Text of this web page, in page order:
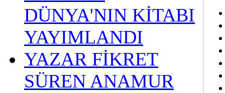
DÜNYA'NIN KİTABI
YAYIMLANDI
YAZAR FİKRET
SÜREN ANAMUR